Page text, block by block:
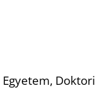
Doktori